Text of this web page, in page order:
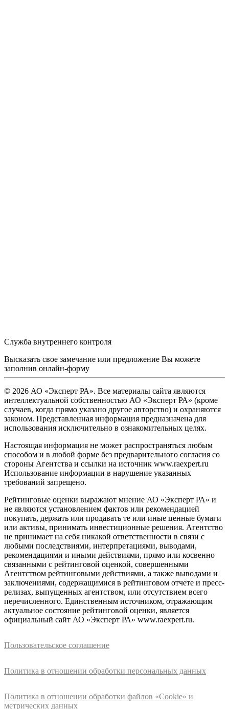
Служба внутреннего контроля
Высказать свое замечание или предложение Вы можете
заполнив онлайн-форму
© 2026 АО «Эксперт РА». Все материалы сайта являются
интеллектуальной собственностью АО «Эксперт РА» (кроме
случаев, когда прямо указано другое авторство) и охраняются
законом. Представленная информация предназначена для
использования исключительно в ознакомительных целях.
Настоящая информация не может распространяться любым
способом и в любой форме без предварительного согласия со
стороны Агентства и ссылки на источник www.raexpert.ru
Использование информации в нарушение указанных
требований запрещено.
Рейтинговые оценки выражают мнение АО «Эксперт РА» и
не являются установлением фактов или рекомендацией
покупать, держать или продавать те или иные ценные бумаги
или активы, принимать инвестиционные решения. Агентство
не принимает на себя никакой ответственности в связи с
любыми последствиями, интерпретациями, выводами,
рекомендациями и иными действиями, прямо или косвенно
связанными с рейтинговой оценкой, совершенными
Агентством рейтинговыми действиями, а также выводами и
заключениями, содержащимися в рейтинговом отчете и пресс-
релизах, выпущенных агентством, или отсутствием всего
перечисленного. Единственным источником, отражающим
актуальное состояние рейтинговой оценки, является
официальный сайт АО «Эксперт РА» www.raexpert.ru.
Пользовательское соглашение
Политика в отношении обработки персональных данных
Политика в отношении обработки файлов «Cookie» и
метрических данных